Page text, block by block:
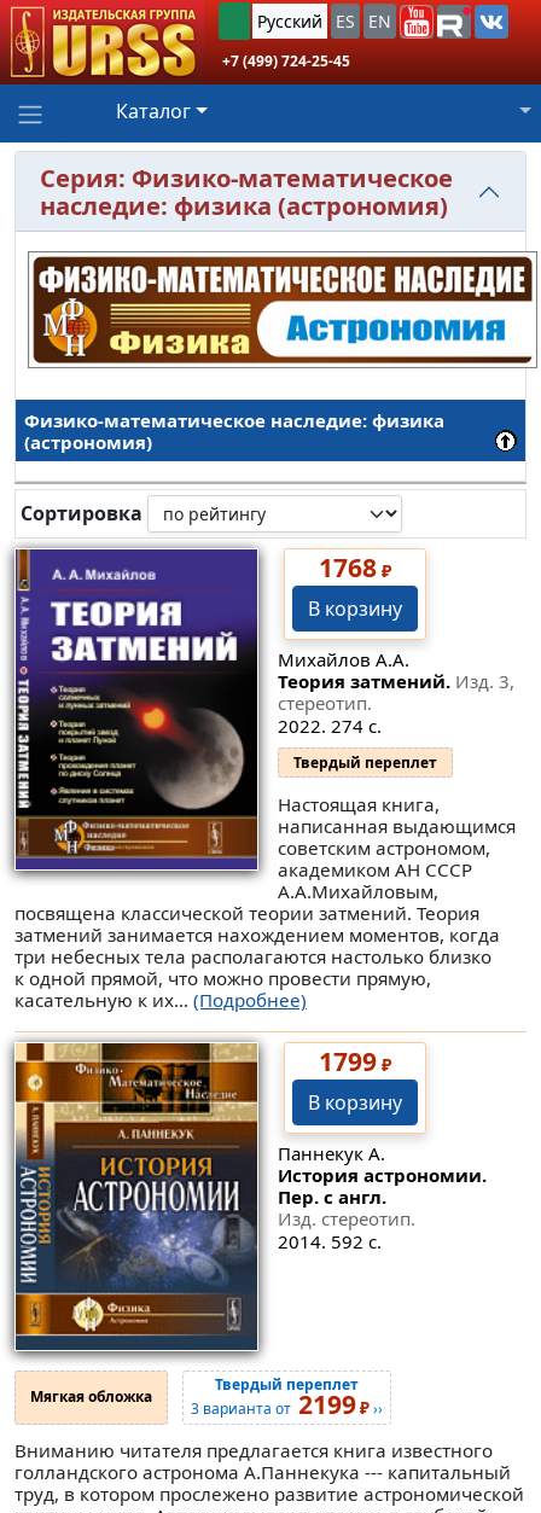
Русский ES EN
+7 (499) 724-25-45
Каталог
Серия: Физико-математическое
наследие: физика (астрономия)
Физико-математическое наследие: физика
(астрономия)
Сортировка
1768₽
В корзину
Михайлов А.А.
Теория затмений. Изд. 3,
стереотип.
2022. 274 с.
Твердый переплет
Настоящая книга,
написанная выдающимся
советским астрономом,
академиком АН СССР
А.А.Михайловым,
посвящена классической теории затмений. Теория
затмений занимается нахождением моментов, когда
три небесных тела располагаются настолько близко
к одной прямой, что можно провести прямую,
касательную к их... (Подробнее)
1799₽
В корзину
Паннекук А.
История астрономии.
Пер. с англ.
Изд. стереотип.
2014. 592 с.
Мягкая обложка
Твердый переплет
3 варианта от 2199₽››
Вниманию читателя предлагается книга известного
голландского астронома А.Паннекука --- капитальный
труд, в котором прослежено развитие астрономической